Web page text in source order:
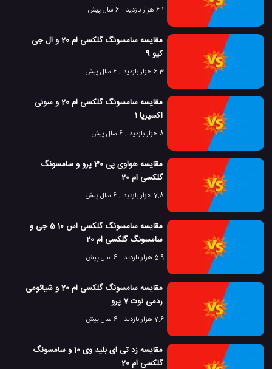
6.1 هزار بازدید 6 سال پیش
مقایسه سامسونگ گلکسی ام 20 و ال جی
کیو 9
6.3 هزار بازدید 6 سال پیش
مقایسه سامسونگ گلکسی ام 20 و سونی
اکسپریا 1
8 هزار بازدید 6 سال پیش
مقایسه هواوی پی 30 پرو و سامسونگ
گلکسی ام 20
7.8 هزار بازدید 6 سال پیش
مقایسه سامسونگ گلکسی اس 10 5 جی و
سامسونگ گلکسی ام 20
5.9 هزار بازدید 6 سال پیش
مقایسه سامسونگ گلکسی ام 20 و شیائومی
ردمی نوت 7 پرو
7.6 هزار بازدید 6 سال پیش
مقایسه زد تی ای بلید وی 10 و سامسونگ
گلکسی ام 20